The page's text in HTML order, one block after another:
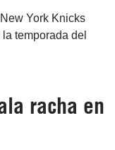
York Knicks
temporada del
racha en